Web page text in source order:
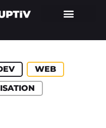
WEB